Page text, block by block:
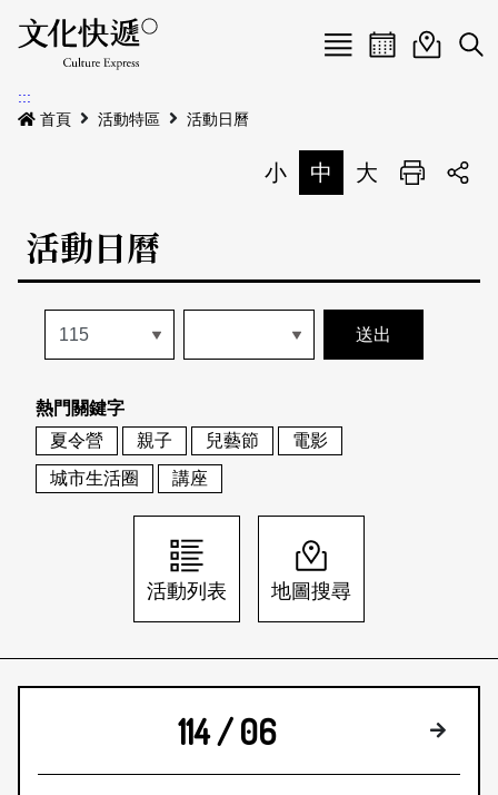
Menu
最新公告
本期專題
歷史專題
活動特區
活動列表
地圖搜尋
關於我們
關於我們
刊物索取地點
會員基本資料
刊登活動
網站導覽 English
日本語 登入/註冊
活動日曆活動地圖
展
:::
首頁
活動特區 活動日曆
小 中 大 列印
活動日曆
熱門關鍵字
夏令營
親子 兒藝節
電影
城市生活圈
講座
活動列表 地圖搜尋
114 / 06 下個月